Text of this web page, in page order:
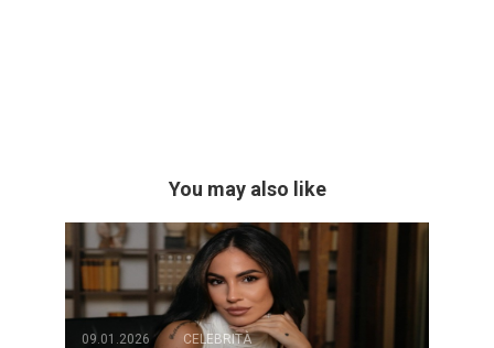
You may also like
09.01.2026
CELEBRITÀ